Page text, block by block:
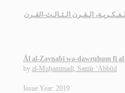
الـقـرن الـثـالـث-القـرن
Āl al-Zaynabī wa-dawruhum fī
by al-Muḥammadī, Samīr ‘Abbūd
Issue Year: 2019